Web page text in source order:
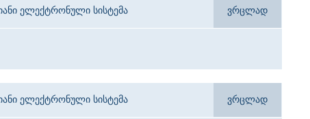
ელექტრონული სისტემა ვრცლად
ელექტრონული სისტემა ვრცლად